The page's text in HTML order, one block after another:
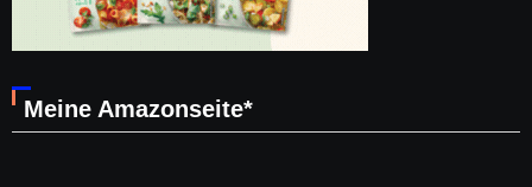
Meine Amazonseite*